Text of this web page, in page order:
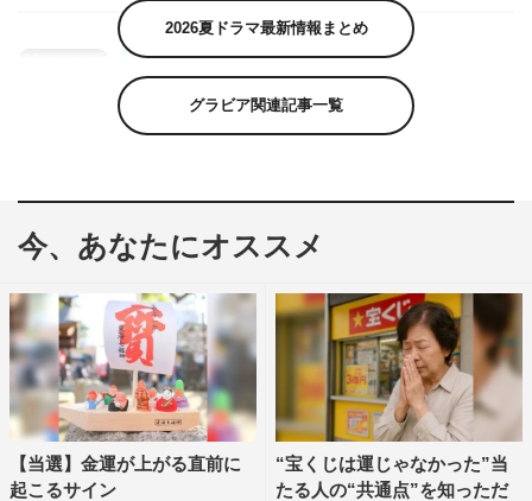
2026夏ドラマ最新情報まとめ
グラビア関連記事一覧
今、あなたにオススメ
【当選】金運が上がる直前に
起こるサイン
“宝くじは運じゃなかった”当
たる人の“共通点”を知っただ